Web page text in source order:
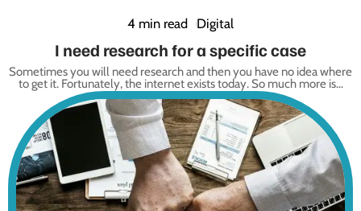
4 min read Digital
I need research for a specific case
Sometimes you will need research and then you have no idea where
to get it. Fortunately, the internet exists today. So much more is…